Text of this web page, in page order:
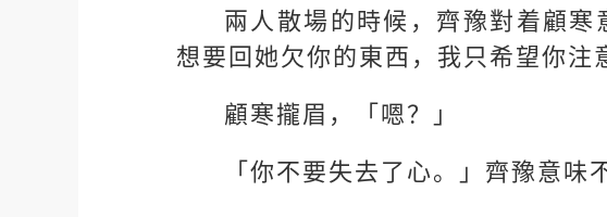
兩人散場的時候，齊豫對着顧
想要回她欠你的東西，我只希望你注
顧寒攏眉，「嗯？」
「你不要失去了心。」齊豫意味